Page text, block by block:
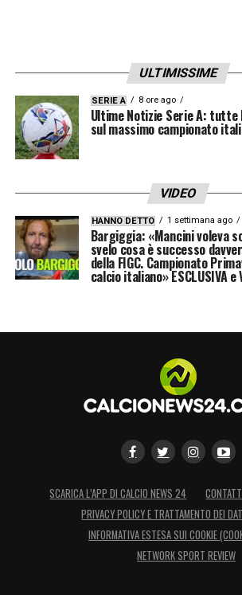
ULTIMISSIME
SERIE A 8 ore ago
Ultime Notizie Serie A: tutte
sul massimo campionato
VIDEO
HANNO DETTO 1 settimana ago
Bargiggia: «Mancini voleva
svelo cosa è successo
della FIGC. Campionato
calcio italiano» ESCLUSIVA e
SCARICA L’APP DI CALCIO NEWS 24
PRIVACY POLICY E TRATTAMENTO DEI
INFORMATIVA ESTESA SUI COOKIE
NETWORK SPORT REVIEW